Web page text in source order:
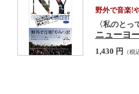
野外で音楽!
〈私のとっ
ニューヨ
1,430 円 （税